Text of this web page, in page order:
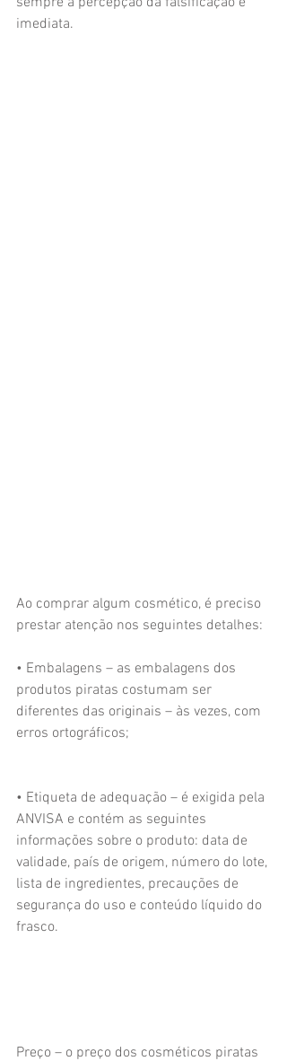
imediata.
Ao comprar algum cosmético, é preciso
prestar atenção nos seguintes detalhes:
• Embalagens – as embalagens dos
produtos piratas costumam ser
diferentes das originais – às vezes, com
erros ortográficos;
• Etiqueta de adequação – é exigida pela
ANVISA e contém as seguintes
informações sobre o produto: data de
validade, país de origem, número do lote,
lista de ingredientes, precauções de
segurança do uso e conteúdo líquido do
frasco.
Preço – o preço dos cosméticos piratas